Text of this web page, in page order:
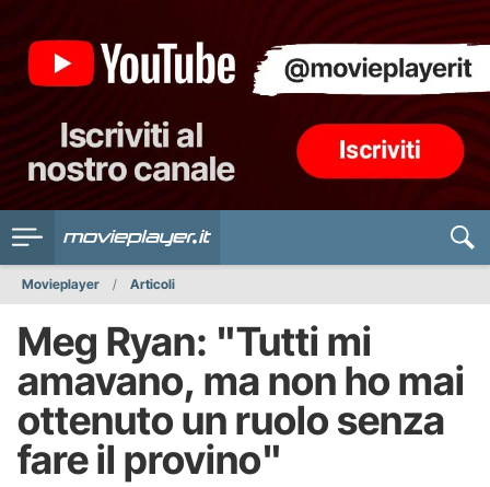
Movieplayer Articoli
Meg Ryan: "Tutti mi
amavano, ma non ho mai
ottenuto un ruolo senza
fare il provino"